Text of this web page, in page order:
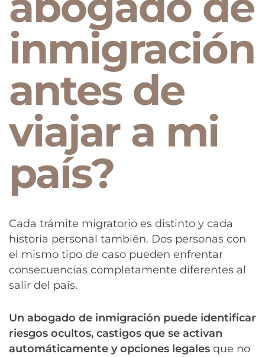
inmigración
antes de
viajar a mi
país?
Cada trámite migratorio es distinto y cada
historia personal también. Dos personas con
el mismo tipo de caso pueden enfrentar
consecuencias completamente diferentes al
salir del país.
Un abogado de inmigración puede identificar
riesgos ocultos, castigos que se activan
automáticamente y opciones legales que no